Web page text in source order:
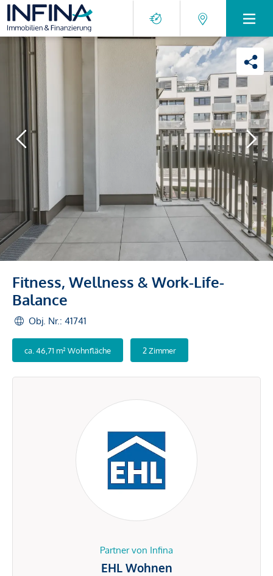
Fitness, Wellness & Work-Life-
Balance
Obj. Nr.: 41741
ca. 46,71 m² Wohnfläche 2 Zimmer
Partner von Infina
EHL Wohnen